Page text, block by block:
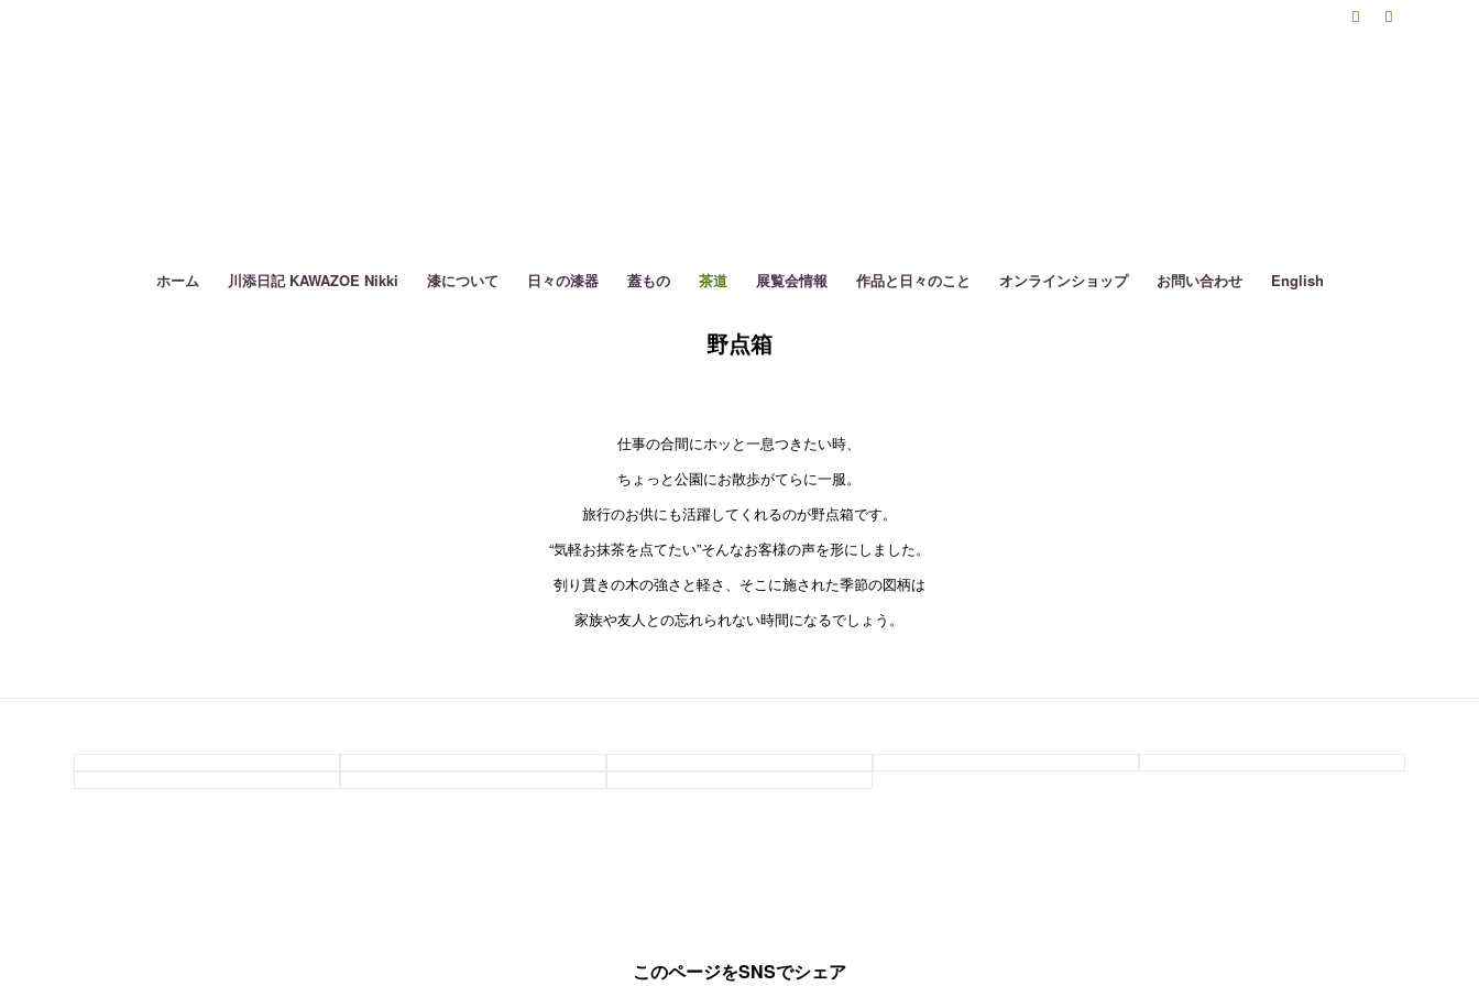
ホーム 川添日記 KAWAZOE Nikki 漆について 日々の漆器 蓋もの 茶道 展覧会情報 作品と日々のこと オンラインショップ お問い合わせ English
野点箱
仕事の合間にホッと一息つきたい時、
ちょっと公園にお散歩がてらに一服。
旅行のお供にも活躍してくれるのが野点箱です。
“気軽お抹茶を点てたい”そんなお客様の声を形にしました。
刳り貫きの木の強さと軽さ、 そこに施された季節の図柄は
家族や友人との忘れられない時間になるでしょう。
このページをSNSでシェア